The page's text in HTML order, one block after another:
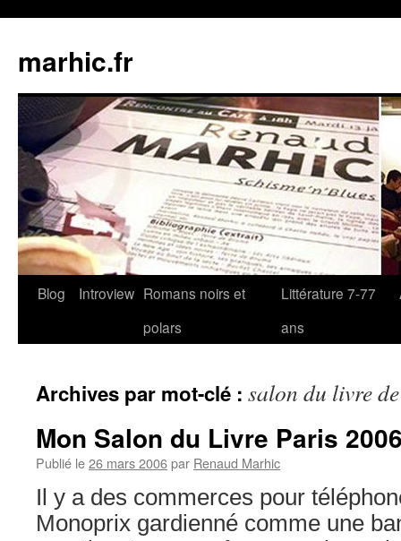
contenu
marhic.fr
Blog Introview Romans noirs et
polars
Littérature 7-77
ans
Archives par mot-clé : salon du livre
Mon Salon du Livre Paris
Publié le26 mars 2006par Renaud Marhic
Il y a des commerces pour
Monoprix gardienné comme une